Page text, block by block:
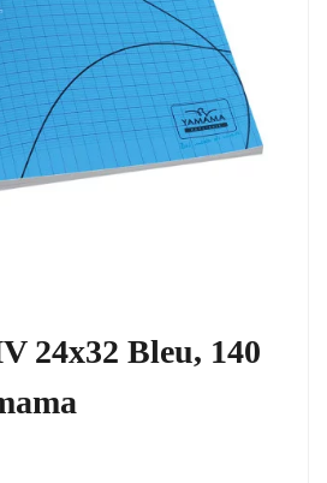
24x32 Bleu, 140